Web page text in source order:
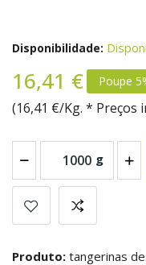
Disponibilidade:
16,41 € Poupe
(16,41 €/Kg. * Preços
g
Produto: tangerinas